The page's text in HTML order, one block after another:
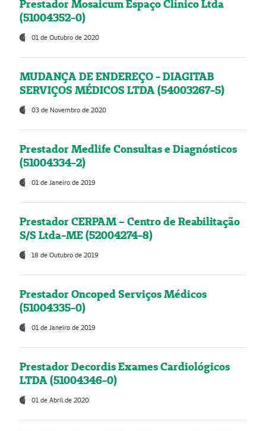
Prestador Mosaicum Espaço Clínico Ltda
(51004352-0)
01 de Outubro de 2020
MUDANÇA DE ENDEREÇO - DIAGITAB
SERVIÇOS MÉDICOS LTDA (54003267-5)
03 de Novembro de 2020
Prestador Medlife Consultas e Diagnósticos
(51004334-2)
01 de Janeiro de 2019
Prestador CERPAM – Centro de Reabilitação
S/S Ltda-ME (52004274-8)
18 de Outubro de 2019
Prestador Oncoped Serviços Médicos
(51004335-0)
01 de Janeiro de 2019
Prestador Decordis Exames Cardiológicos
LTDA (51004346-0)
01 de Abril de 2020